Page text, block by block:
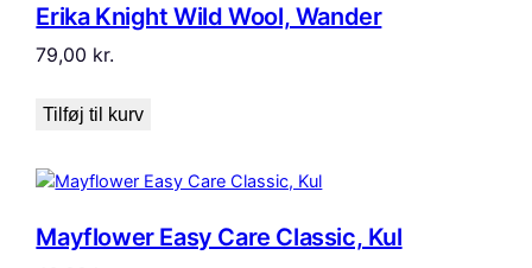
Erika Knight Wild Wool, Wander
79,00 kr.
Tilføj til kurv
Mayflower Easy Care Classic, Kul